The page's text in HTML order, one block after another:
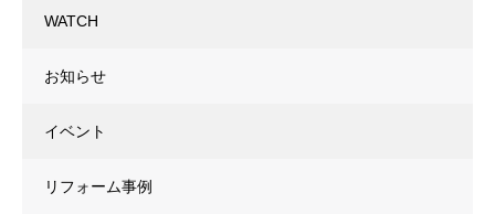
WATCH
お知らせ
イベント
リフォーム事例